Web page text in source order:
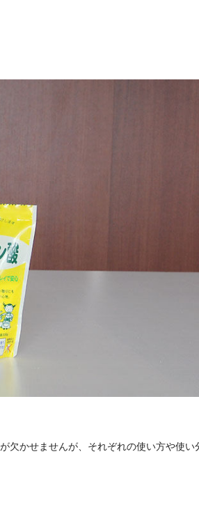
欠かせませんが、それぞれの使い方や使い